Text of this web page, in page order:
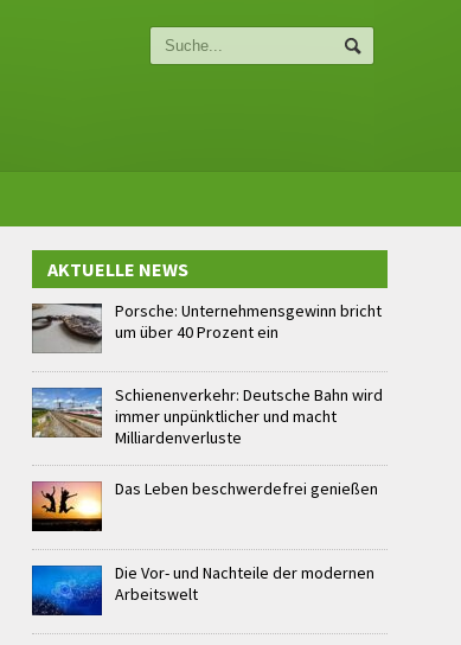
AKTUELLE NEWS
Porsche: Unternehmensgewinn bricht
um über 40 Prozent ein
Schienenverkehr: Deutsche Bahn wird
immer unpünktlicher und macht
Milliardenverluste
Das Leben beschwerdefrei genießen
Die Vor- und Nachteile der modernen
Arbeitswelt